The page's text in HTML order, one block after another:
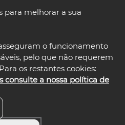
para melhorar a sua
o funcionamento
pelo que não requerem
os restantes cookies:
consulte a nossa política de
select language